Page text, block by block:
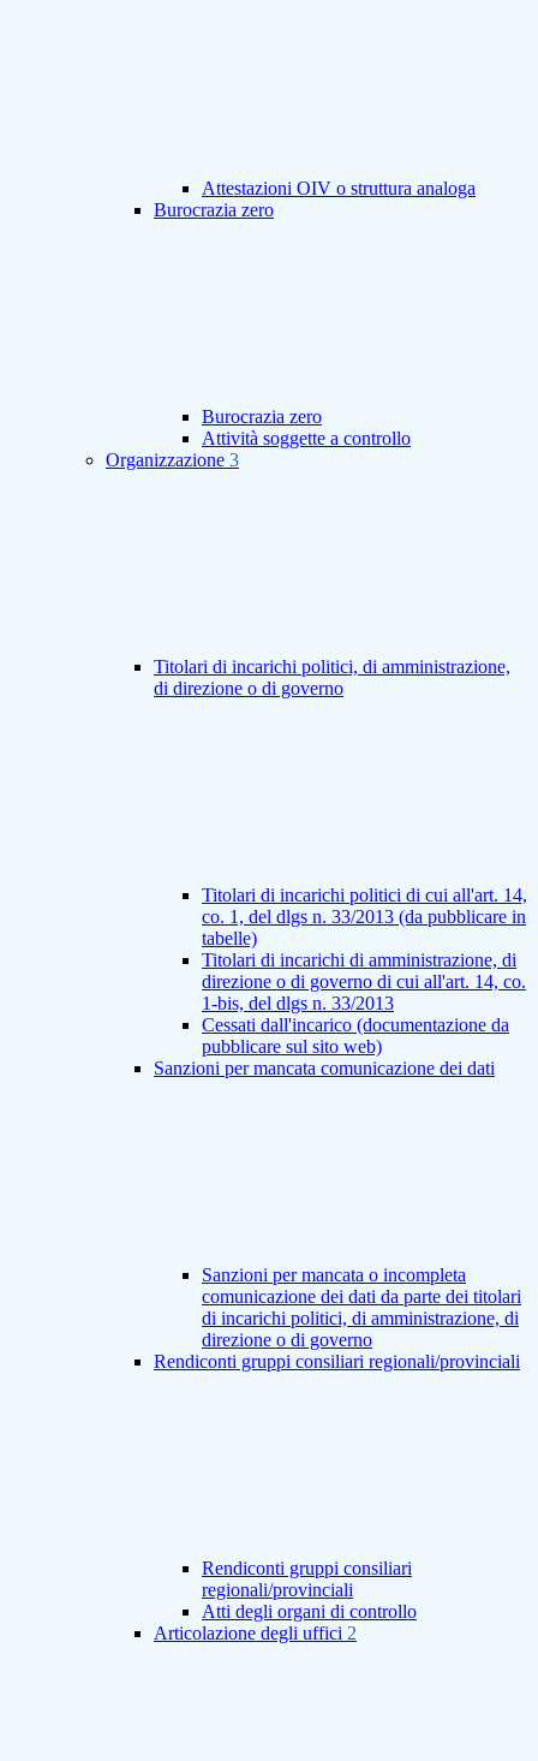
Attestazioni OIV o struttura analoga
Burocrazia zero
Burocrazia zero
Attività soggette a controllo
Organizzazione 3
Titolari di incarichi politici, di amministrazione,
di direzione o di governo
Titolari di incarichi politici di cui all'art. 14,
co. 1, del dlgs n. 33/2013 (da pubblicare in
tabelle)
Titolari di incarichi di amministrazione, di
direzione o di governo di cui all'art. 14, co.
1-bis, del dlgs n. 33/2013
Cessati dall'incarico (documentazione da
pubblicare sul sito web)
Sanzioni per mancata comunicazione dei dati
Sanzioni per mancata o incompleta
comunicazione dei dati da parte dei titolari
di incarichi politici, di amministrazione, di
direzione o di governo
Rendiconti gruppi consiliari regionali/provinciali
Rendiconti gruppi consiliari
regionali/provinciali
Atti degli organi di controllo
Articolazione degli uffici 2